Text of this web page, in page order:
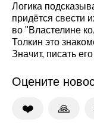
Логика
придётся свести
во "Властелине
Толкин это
Значит, писать
Оцените
❤️ 🙏